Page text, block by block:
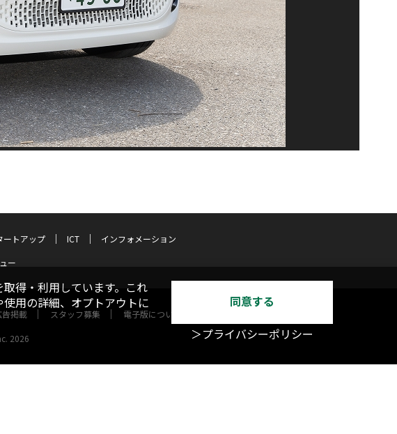
ートアップ ICT
インフォメーション
ー
告掲載 スタッフ募集 電子版について
2026
得・利用しています。これ
用の詳細、オプトアウトに
同意する
＞プライバシーポリシー